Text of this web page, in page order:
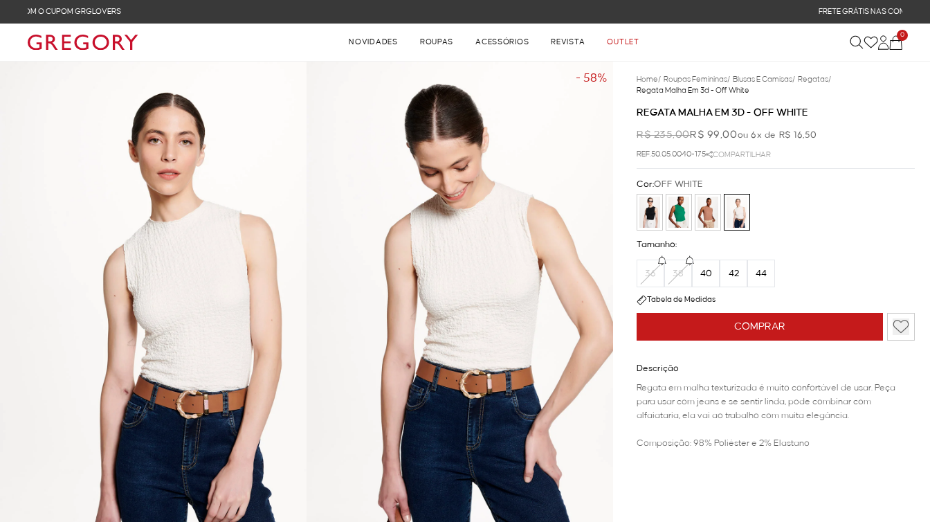
NOVIDADES ROUPAS ACESSÓRIOS REVISTA OUTLET
0
- 58% Home/ Roupas Femininas/ Blusas E Camisas/ Regatas/
Regata Malha Em 3d - Off White
REGATA MALHA EM 3D - OFF WHITE
R$ 235,00R$ 99,00ou 6x de R$ 16,50
REF.50.05.0040-175 COMPARTILHAR
COMPRAR
Cor:OFF WHITE
Tamanho:
36 38 40 42 44
Tabela de Medidas
Descrição
Regata em malha texturizada é muito confortável de usar. Peça
para usar com jeans e se sentir linda, pode combinar com
alfaiataria, ela vai ao trabalho com muita elegância.
Composição: 98% Poliéster e 2% Elastano